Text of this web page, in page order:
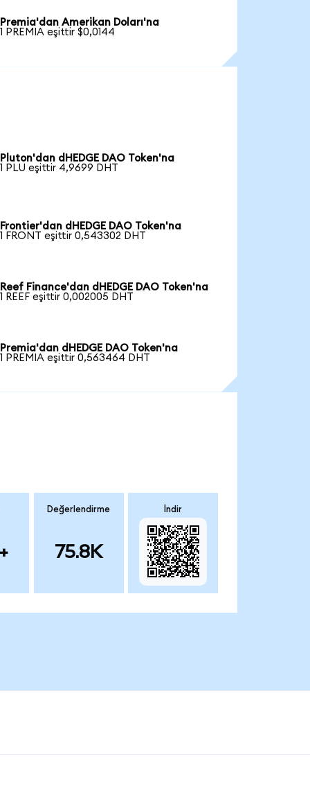
Premia'dan Amerikan Doları'na
1 PREMIA eşittir $0,0144
Pluton'dan dHEDGE DAO Token'na
1 PLU eşittir 4,9699 DHT
Frontier'dan dHEDGE DAO Token'na
1 FRONT eşittir 0,543302 DHT
Reef Finance'dan dHEDGE DAO Token'na
1 REEF eşittir 0,002005 DHT
Premia'dan dHEDGE DAO Token'na
1 PREMIA eşittir 0,563464 DHT
Değerlendirme
75.8K
İndir